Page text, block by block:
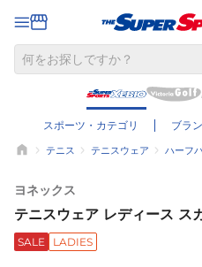
スポーツ・カテゴリ ブラ
テニス テニスウェア ハーフ
ヨネックス
テニスウェア レディース ス
SALE LADIES